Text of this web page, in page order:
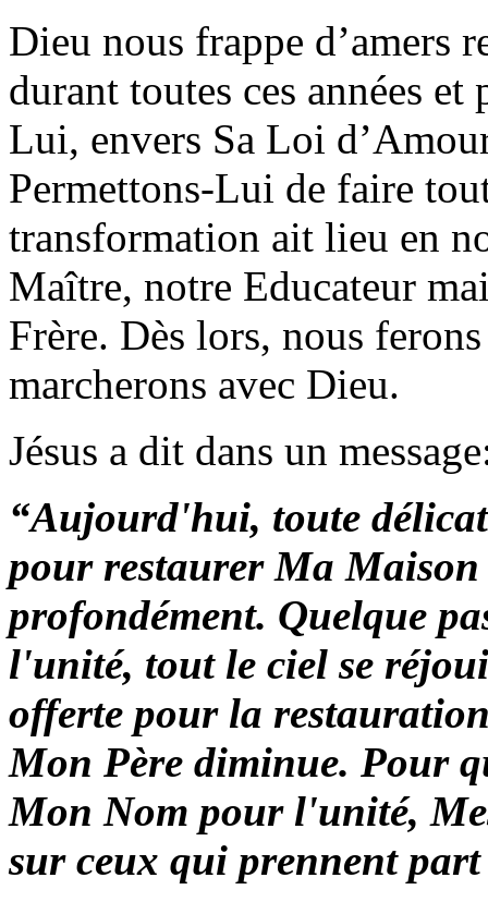
Dieu nous frappe d’amers
durant toutes ces années
Lui, envers Sa Loi
Permettons-Lui de faire
transformation ait lieu en
Maître, notre Educateur
Frère. Dès lors, nous
marcherons avec Dieu.
Jésus a dit dans un
“Aujourd'hui, toute
pour restaurer Ma
profondément. Quelque
l'unité, tout le ciel se
offerte pour la
Mon Père diminue. Pour
Mon Nom pour l'unité,
sur ceux qui prennent